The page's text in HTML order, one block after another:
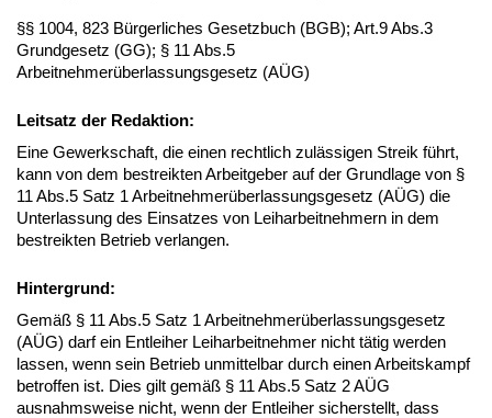
§§ 1004, 823 Bürgerliches Gesetzbuch (BGB); Art.9 Abs.3
Grundgesetz (GG); § 11 Abs.5
Arbeitnehmerüberlassungsgesetz (AÜG)
Leitsatz der Redaktion:
Eine Gewerkschaft, die einen rechtlich zulässigen Streik führt,
kann von dem bestreikten Arbeitgeber auf der Grundlage von §
11 Abs.5 Satz 1 Arbeitnehmerüberlassungsgesetz (AÜG) die
Unterlassung des Einsatzes von Leiharbeitnehmern in dem
bestreikten Betrieb verlangen.
Hintergrund:
Gemäß § 11 Abs.5 Satz 1 Arbeitnehmerüberlassungsgesetz
(AÜG) darf ein Entleiher Leiharbeitnehmer nicht tätig werden
lassen, wenn sein Betrieb unmittelbar durch einen Arbeitskampf
betroffen ist. Dies gilt gemäß § 11 Abs.5 Satz 2 AÜG
ausnahmsweise nicht, wenn der Entleiher sicherstellt, dass